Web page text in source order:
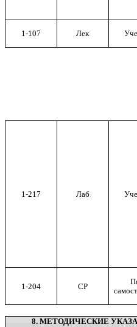
1-107 Лек
1-217 Лаб
1-204 СР
8. МЕТОДИЧЕСКИЕ